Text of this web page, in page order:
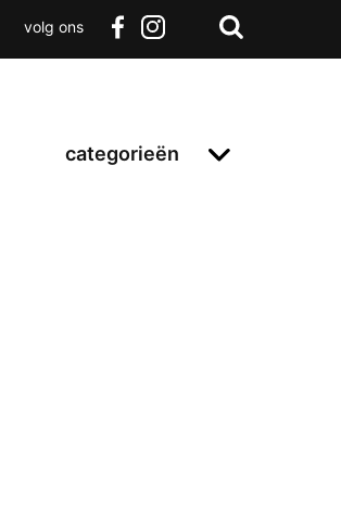
volg ons
categorieën
Zoeken
Terug